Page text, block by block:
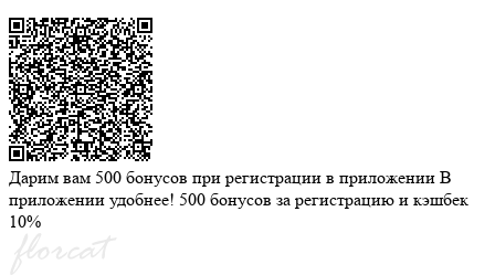
Дарим вам 500 бонусов при регистрации в приложении В
приложении удобнее! 500 бонусов за регистрацию и кэшбек
10%